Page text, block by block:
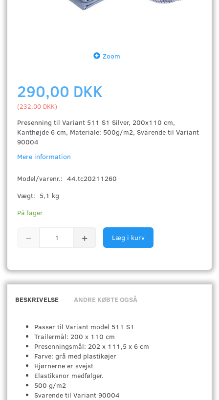
Zoom
290,00 DKK
(232,00 DKK)
Presenning til Variant 511 S1 Silver, 200x110 cm,
Kanthøjde 6 cm, Materiale: 500g/m2, Svarende til Variant
90004
Mere information
Model/varenr.: 44.tc20211260
Vægt: 5,1 kg
På lager
Læg i kurv
BESKRIVELSE ANDRE KØBTE OGSÅ
Passer til Variant model 511 S1
Trailermål: 200 x 110 cm
Presenningsmål: 202 x 111,5 x 6 cm
Farve: grå med plastikøjer
Hjørnerne er svejst
Elastiksnor medfølger.
500 g/m2
Svarende til Variant 90004